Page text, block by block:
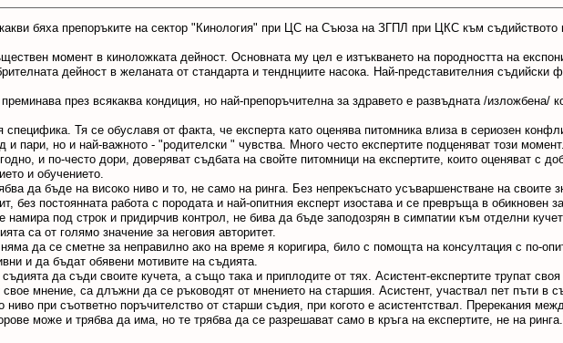
бяха препоръките на сектор "Кинология" при ЦС на Съюза на ЗГПЛ при ЦКС към съдийството
момент в киноложката дейност. Основната му цел е изтъкването на породността на
дейност в желаната от стандарта и тенднциите насока. Най-представителния съдийски
през всякаква кондиция, но най-препоръчителна за здравето е развъдната /изложбена/
Тя се обуславя от факта, че експерта като оценява питомника влиза в сериозен
и пари, но и най-важното - "родителски " чувства. Много често експертите подценяват този момент.
и по-често дори, доверяват съдбата на свойте питомници на експертите, които оценяват с
и обучението.
да бъде на високо ниво и то, не само на ринга. Без непрекъснато усъваршенстване на своите
без постоянната работа с породата и най-опитния експерт изостава и се превръща в обикновен
намира под строк и придирчив контрол, не бива да бъде заподозрян в симпатии към отделни
са от голямо значение за неговия авторитет.
да се сметне за неправилно ако на време я коригира, било с помощта на консултация с по-
и да бъдат обявени мотивите на съдията.
да съди своите кучета, а също така и приплодите от тях. Асистент-експертите трупат
мнение, са длъжни да се ръководят от мнението на старшия. Асистент, участвал пет пъти в
ниво при съответно поръчителство от старши съдия, при когото е асистентствал. Пререкания
може и трябва да има, но те трябва да се разрешават само в кръга на експертите, не на